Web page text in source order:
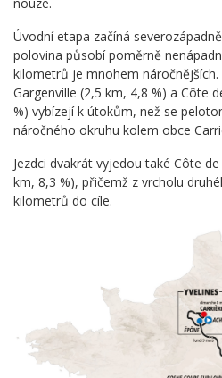
Úvodní etapa začíná
polovina působí poměrně
kilometrů je mnohem náročnějších.
Gargenville (2,5 km, 4,8 %) a Côte
%) vybízejí k útokům, než se
náročného okruhu kolem obce
Jezdci dvakrát vyjedou také Côte
km, 8,3 %), přičemž z vrcholu
kilometrů do cíle.